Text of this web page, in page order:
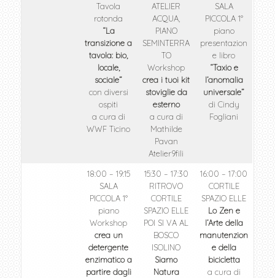
Tavola
rotonda
“La
transizione a
tavola: bio,
locale,
sociale”
con diversi
ospiti
a cura di
WWF Ticino
ATELIER
ACQUA,
PIANO
SEMINTERRA
TO
Workshop
crea i tuoi kit
stoviglie da
esterno
a cura di
Mathilde
Pavan
Atelier9fili
SALA
PICCOLA 1°
piano
presentazion
e libro
“Taxio e
l’anomalia
universale”
di Cindy
Fogliani
18:00 – 19:15
SALA
PICCOLA 1°
piano
Workshop
crea un
detergente
enzimatico a
partire dagli
15:30 – 17:30
RITROVO
CORTILE
SPAZIO ELLE
POI SI VA AL
BOSCO
ISOLINO
Siamo
Natura
16:00 – 17:00
CORTILE
SPAZIO ELLE
Lo Zen e
l’Arte della
manutenzion
e della
bicicletta
a cura di